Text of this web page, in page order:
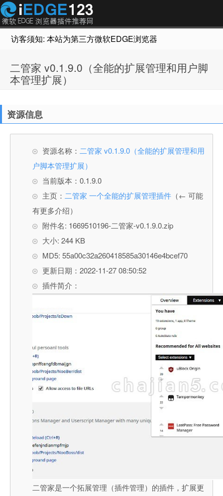
访客须知: 本站为第三方微软EDGE浏览器插件推荐网站，
二管家 v0.1.9.0（全能的扩展管理和用户脚
本管理扩展）
资源信息
资源名称： 二管家 v0.1.9.0（全能的扩展管理和用
户脚本管理扩展）
当前版本：0.1.9.0
主页： 二管家 一个全能的扩展管理插件 （← 可能
有更多介绍）
附件名: 1669510196-二管家-v0.1.9.0.zip
大小: 244 KB
MD5: 55a00c32a260418585a30146e4bcef70
更新日期：2022-11-27 08:50:52
插件简介：
二管家是一个拓展管理（插件管理）的插件，扩展更